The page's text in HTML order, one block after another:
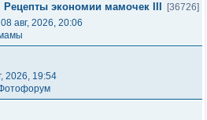
экономии мамочек III
[36726]
08 авг, 2026, 20:06
2026, 19:54